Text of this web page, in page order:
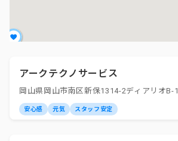
アークテクノサービス
岡山県岡山市南区新保1314-2ディアリオB-1
安心感 元気 スタッフ安定